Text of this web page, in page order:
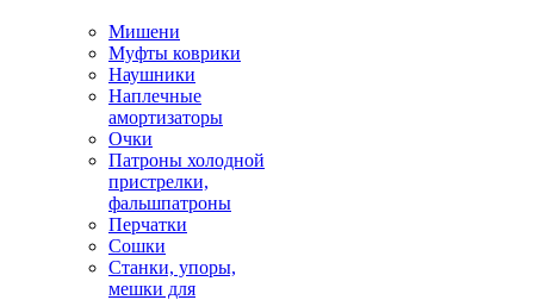
Мишени
Муфты коврики
Наушники
Наплечные
амортизаторы
Очки
Патроны холодной
пристрелки,
фальшпатроны
Перчатки
Сошки
Станки, упоры,
мешки для